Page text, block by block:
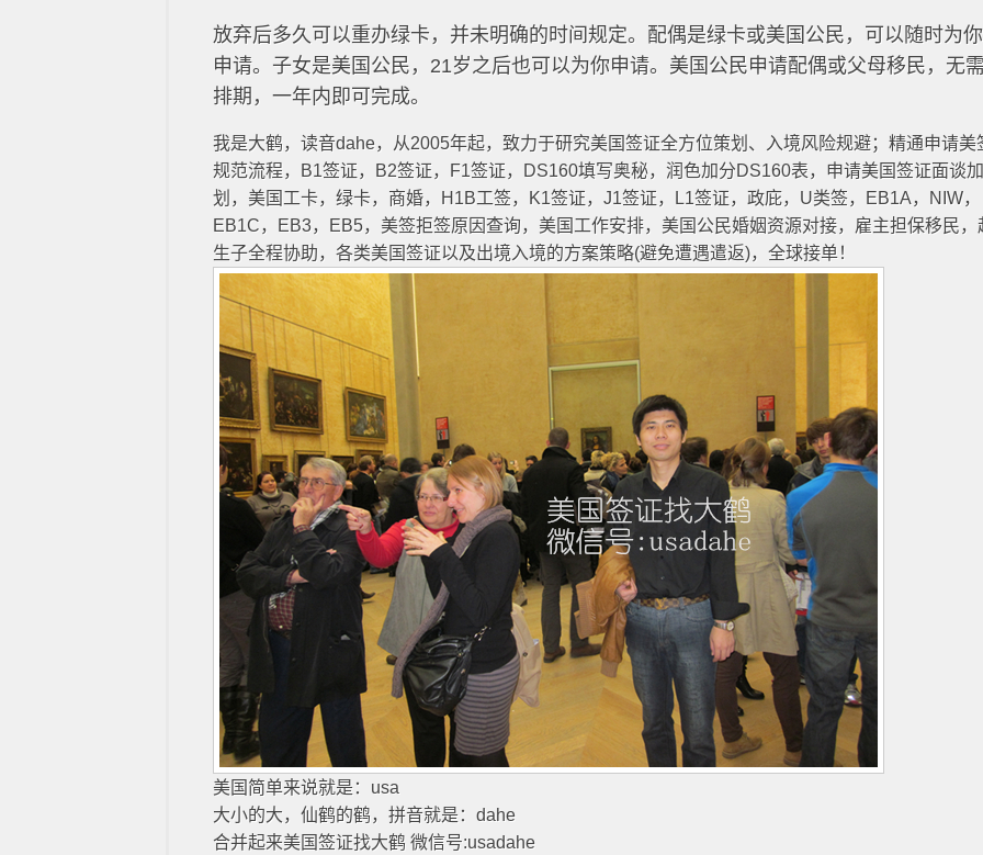
放弃后多久可以重办绿卡，并未明确的时间规定。配偶是绿卡或美国公民，可以随时为
申请。子女是美国公民，21岁之后也可以为你申请。美国公民申请配偶或父母移民，无
排期，一年内即可完成。
我是大鹤，读音dahe，从2005年起，致力于研究美国签证全方位策划、入境风险规避；精通申请美
规范流程，B1签证，B2签证，F1签证，DS160填写奥秘，润色加分DS160表，申请美国签证面谈
划，美国工卡，绿卡，商婚，H1B工签，K1签证，J1签证，L1签证，政庇，U类签，EB1A，NIW，
EB1C，EB3，EB5，美签拒签原因查询，美国工作安排，美国公民婚姻资源对接，雇主担保移民，
生子全程协助，各类美国签证以及出境入境的方案策略(避免遭遇遣返)，全球接单！
美国简单来说就是：usa
大小的大，仙鹤的鹤，拼音就是：dahe
合并起来美国签证找大鹤 微信号:usadahe